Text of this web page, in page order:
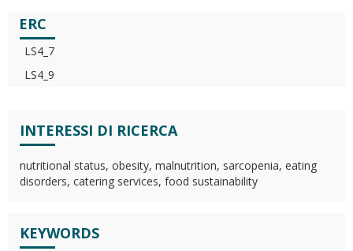
ERC
LS4_7
LS4_9
INTERESSI DI RICERCA
nutritional status, obesity, malnutrition, sarcopenia, eating
disorders, catering services, food sustainability
KEYWORDS